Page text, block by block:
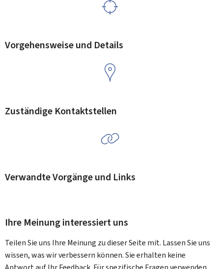
Vorgehensweise und Details
Zuständige Kontaktstellen
Verwandte Vorgänge und Links
Ihre Meinung interessiert uns
Teilen Sie uns Ihre Meinung zu dieser Seite mit. Lassen Sie uns
wissen, was wir verbessern können. Sie erhalten keine